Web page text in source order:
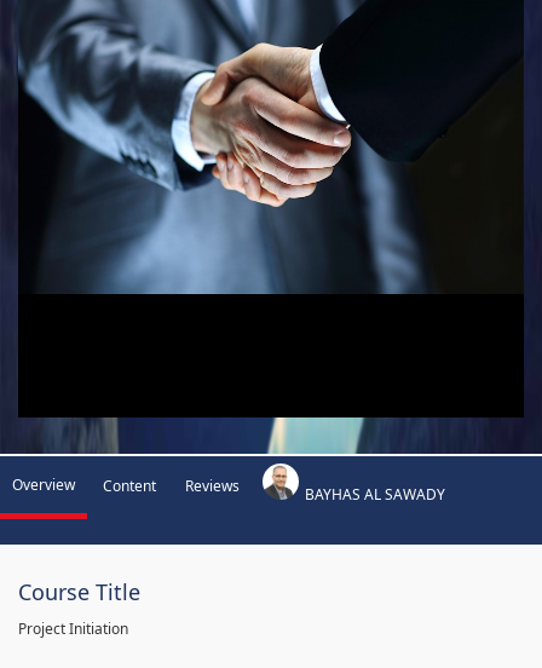
Overview Content Reviews BAYHAS AL SAWADY
Course Title
Project Initiation